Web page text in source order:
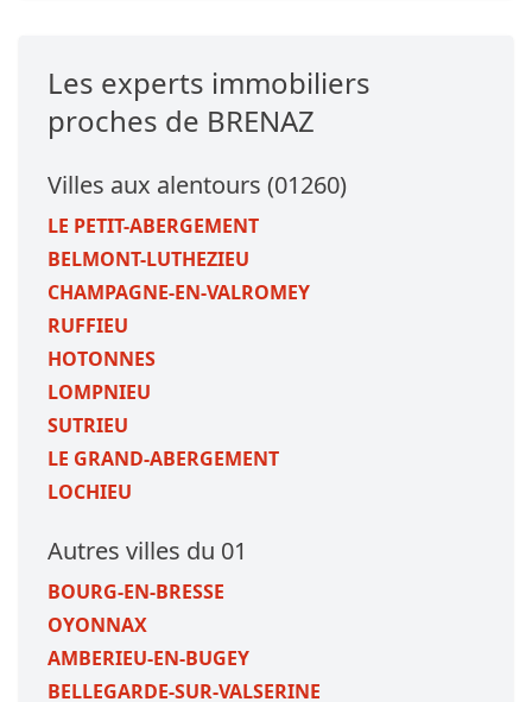
Les experts immobiliers
proches de BRENAZ
Villes aux alentours (01260)
LE PETIT-ABERGEMENT
BELMONT-LUTHEZIEU
CHAMPAGNE-EN-VALROMEY
RUFFIEU
HOTONNES
LOMPNIEU
SUTRIEU
LE GRAND-ABERGEMENT
LOCHIEU
Autres villes du 01
BOURG-EN-BRESSE
OYONNAX
AMBERIEU-EN-BUGEY
BELLEGARDE-SUR-VALSERINE